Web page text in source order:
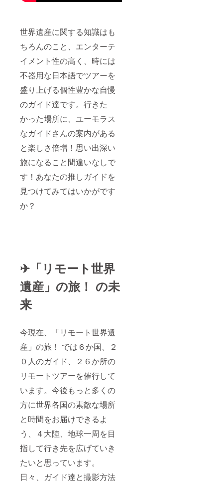
世界遺産に関する知識はも
ちろんのこと、エンターテ
イメント性の高く、時には
不器用な日本語でツアーを
盛り上げる個性豊かな自慢
のガイド達です。行きた
かった場所に、ユーモラス
なガイドさんの案内がある
と楽しさ倍増！思い出深い
旅になること間違いなしで
す！あなたの推しガイドを
見つけてみてはいかがです
か？
✈「リモート世界
遺産」の旅！ の未
来
今現在、「リモート世界遺
産」の旅！ では６か国、２
０人のガイド、２６か所の
リモートツアーを催行して
います。今後もっと多くの
方に世界各国の素敵な場所
と時間をお届けできるよ
う、４大陸、地球一周を目
指して行き先を広げていき
たいと思っています。
日々、ガイド達と撮影方法